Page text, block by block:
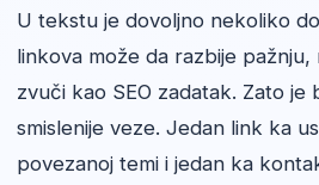
U tekstu je dovoljno nekoliko
linkova može da razbije
zvuči kao SEO zadatak. Zato je
smislenije veze. Jedan link ka
povezanoj temi i jedan ka